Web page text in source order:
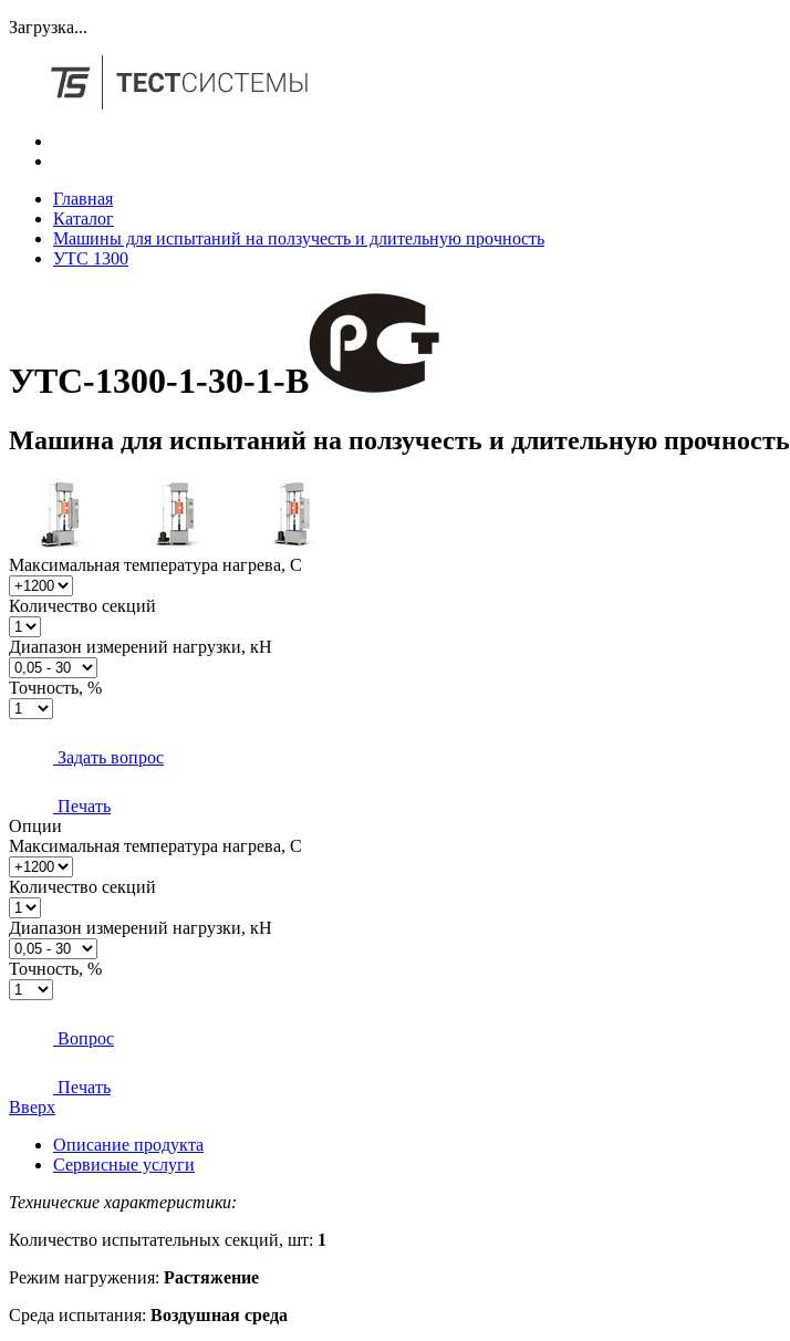
Загрузка...
Главная
Каталог
Машины для испытаний на ползучесть и длительную прочность
УТС 1300
УТС-1300-1-30-1-B
Машина для испытаний на ползучесть и длительную прочность
Максимальная температура нагрева, С
Количество секций
Диапазон измерений нагрузки, кН
Точность, %
Задать вопрос
Печать
Опции
Максимальная температура нагрева, С
Количество секций
Диапазон измерений нагрузки, кН
Точность, %
Вопрос
Печать
Вверх
Описание продукта
Сервисные услуги
Технические характеристики:
Количество испытательных секций, шт: 1
Режим нагружения: Растяжение
Среда испытания: Воздушная среда